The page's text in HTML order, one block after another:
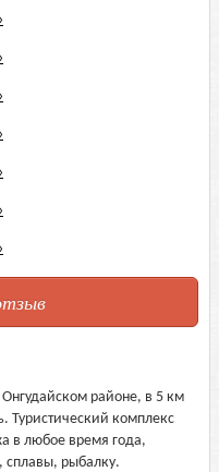
районе, в 5 км
Туристический комплекс
в любое время года,
сплавы, рыбалку.